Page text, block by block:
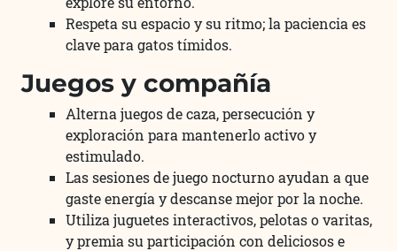
Respeta su espacio y su ritmo; la paciencia es
clave para gatos tímidos.
Juegos y compañía
Alterna juegos de caza, persecución y
exploración para mantenerlo activo y
estimulado.
Las sesiones de juego nocturno ayudan a que
gaste energía y descanse mejor por la noche.
Utiliza juguetes interactivos, pelotas o varitas,
y premia su participación con deliciosos e